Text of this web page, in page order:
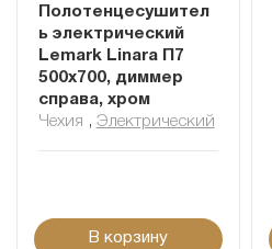
Полотенцесушител
ь электрический
Lemark Linara П7
500x700, диммер
справа, хром
Чехия , Электрический
В корзину